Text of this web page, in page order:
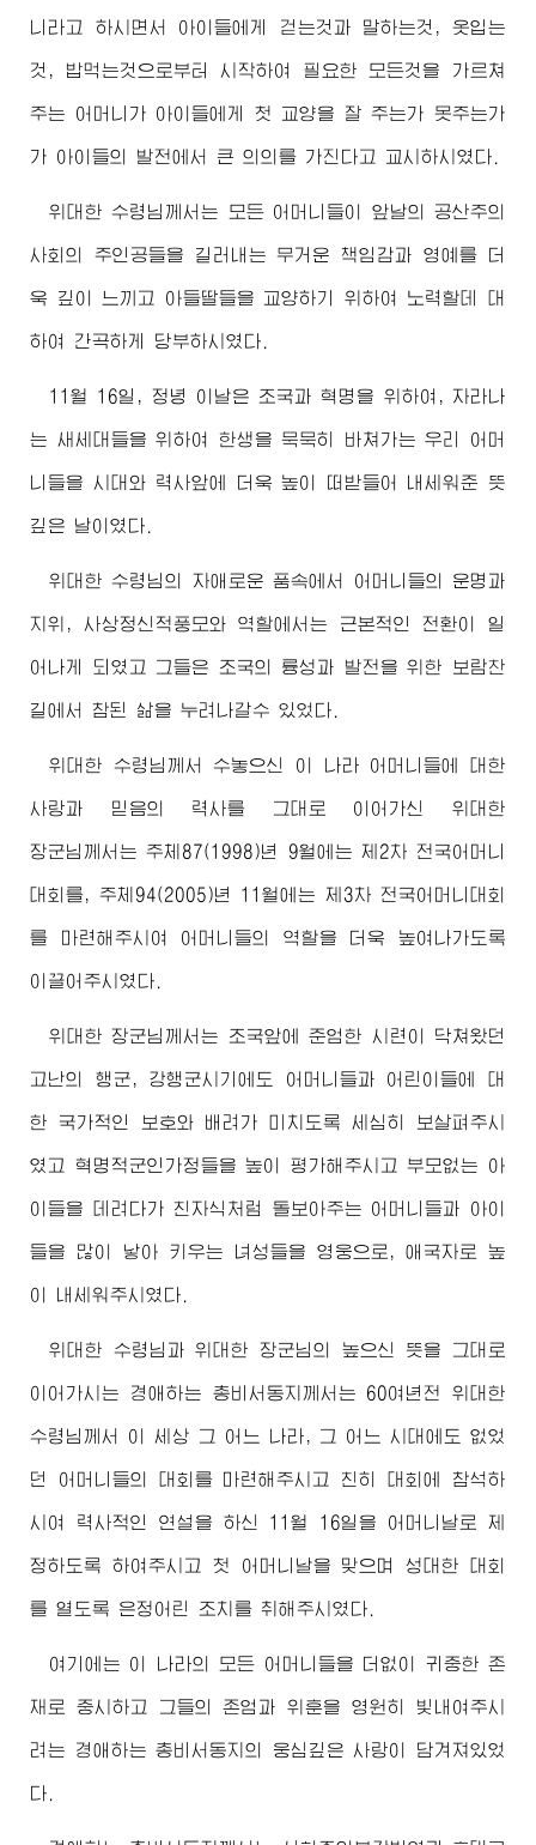
니라고 하시면서 아이들에게 걷는것과 말하는것, 옷입는
것, 밥먹는것으로부터 시작하여 필요한 모든것을 가르쳐
주는 어머니가 아이들에게 첫 교양을 잘 주는가 못주는가
가 아이들의 발전에서 큰 의의를 가진다고 교시하시였다.
위대한 수령님께서는 모든 어머니들이 앞날의 공산주의
사회의 주인공들을 길러내는 무거운 책임감과 영예를 더
욱 깊이 느끼고 아들딸들을 교양하기 위하여 노력할데 대
하여 간곡하게 당부하시였다.
11월 16일, 정녕 이날은 조국과 혁명을 위하여, 자라나
는 새세대들을 위하여 한생을 묵묵히 바쳐가는 우리 어머
니들을 시대와 력사앞에 더욱 높이 떠받들어 내세워준 뜻
깊은 날이였다.
위대한 수령님의 자애로운 품속에서 어머니들의 운명과
지위, 사상정신적풍모와 역할에서는 근본적인 전환이 일
어나게 되였고 그들은 조국의 륭성과 발전을 위한 보람찬
길에서 참된 삶을 누려나갈수 있었다.
위대한 수령님께서 수놓으신 이 나라 어머니들에 대한
사랑과 믿음의 력사를 그대로 이어가신 위대한
장군님께서 는 주체87(1998)년 9월에는 제2차 전국어머니
대회를, 주체94(2005)년 11월에는 제3차 전국어머니대회
를 마련해주시여 어머니들의 역할을 더욱 높여나가도록
이끌어주시였다.
위대한 장군님께서는 조국앞에 준엄한 시련이 닥쳐왔던
고난의 행군, 강행군시기에도 어머니들과 어린이들에 대
한 국가적인 보호와 배려가 미치도록 세심히 보살펴주시
였고 혁명적군인가정들을 높이 평가해주시고 부모없는 아
이들을 데려다가 친자식처럼 돌보아주는 어머니들과 아이
들을 많이 낳아 키우는 녀성들을 영웅으로, 애국자로 높
이 내세워주시였다.
위대한 수령님 과위대한 장군님의 높으신 뜻을 그대로
이어가시는 경애하는 총비서동지께서 는 60여년전 위대한
수령님께서 이 세상 그 어느 나라, 그 어느 시대에도 없었
던 어머니들의 대회를 마련해주시고 친히 대회에 참석하
시여 력사적인 연설을 하신 11월 16일을 어머니날로 제
정하도록 하여주시고 첫 어머니날을 맞으며 성대한 대회
를 열도록 은정어린 조치를 취해주시였다.
여기에는 이 나라의 모든 어머니들을 더없이 귀중한 존
재로 중시하고 그들의 존엄과 위훈을 영원히 빛내여주시
려는 경애하는 총비서동지의 웅심깊은 사랑이 담겨져있었
다.